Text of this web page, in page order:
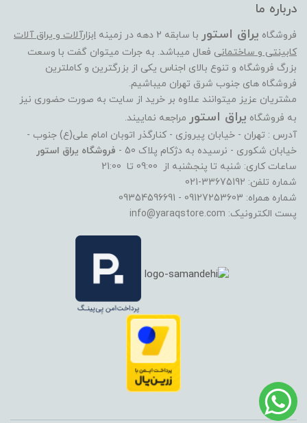
درباره ما
فروشگاه یراق استور با سابقه 2 دهه در زمینه
ابزارآلات و یراق آلات
کابینتی و ساختمانی فعال میباشد. به جرات میتوان گفت با وسعت
بزرگ فروشگاه و تنوع بالای اجناس یکی از بزرگترین و کاملترین
فروشگاه های جنوب شرق تهران میباشیم.
مشتریان عزیز میتوانند علاوه بر خرید از سایت به صورت حضوری نیز
به فروشگاه یراق استور مراجعه نماییند.
آدرس : تهران - خیابان پیروزی - کنارگذر اتوبان امام علی(ع) جنوب -
خیابان شکوری - نرسیده به دژکام پلاک 50 -
فروشگاه یراق استور
ساعات کاری: شنبه تا پنجشنبه از 09:00 تا 21:00
شماره تلفن: 33675192-021
شماره همراه: 09127253603 - 09354596691
پست الکترونیک: info@yaraqstore.com